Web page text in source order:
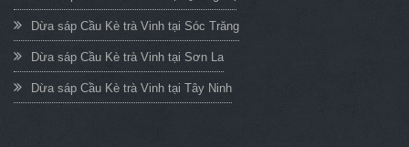
Dừa sáp Cầu Kè trà Vinh tại Sóc Trăng
Dừa sáp Cầu Kè trà Vinh tại Sơn La
Dừa sáp Cầu Kè trà Vinh tại Tây Ninh